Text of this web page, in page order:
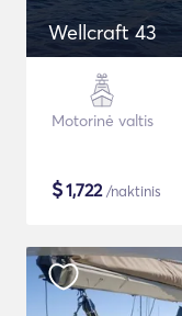
Wellcraft 43
Motorinė valtis
$1,722/naktinis